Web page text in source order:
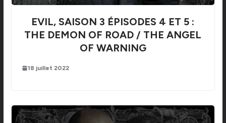
EVIL, SAISON 3 ÉPISODES 4 ET 5 :
THE DEMON OF ROAD / THE ANGEL
OF WARNING
18 juillet 2022